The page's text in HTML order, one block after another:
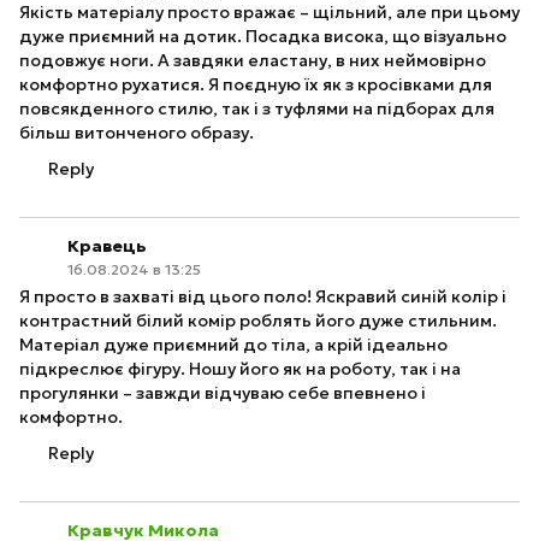
Якість матеріалу просто вражає – щільний, але при цьому
дуже приємний на дотик. Посадка висока, що візуально
подовжує ноги. А завдяки еластану, в них неймовірно
комфортно рухатися. Я поєдную їх як з кросівками для
повсякденного стилю, так і з туфлями на підборах для
більш витонченого образу.
Reply
Кравець
16.08.2024 в 13:25
Я просто в захваті від цього поло! Яскравий синій колір і
контрастний білий комір роблять його дуже стильним.
Матеріал дуже приємний до тіла, а крій ідеально
підкреслює фігуру. Ношу його як на роботу, так і на
прогулянки – завжди відчуваю себе впевнено і
комфортно.
Reply
Кравчук Микола